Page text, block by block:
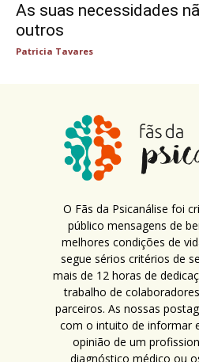
As suas necessidades
outros
Patricia Tavares
O Fãs da Psicanálise foi
público mensagens de
melhores condições de
segue sérios critérios de
mais de 12 horas de
trabalho de
parceiros. As nossas
com o intuito de informar
opinião de um
diagnóstico médico ou